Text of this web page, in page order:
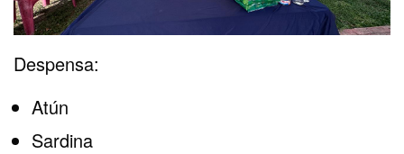
Despensa:
Atún
Sardina